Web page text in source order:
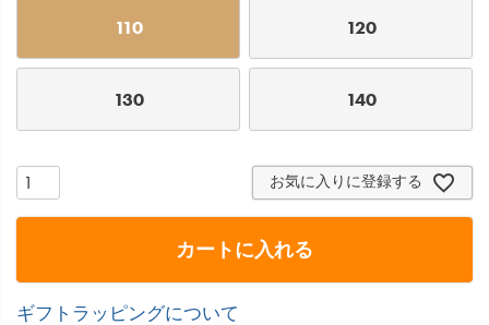
110 120
130 140
お気に入りに登録する
カートに入れる
ギフトラッピングについて